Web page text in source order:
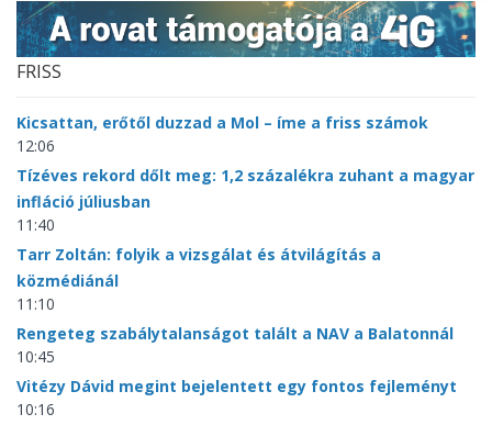
FRISS
Kicsattan, erőtől duzzad a Mol – íme a friss számok
12:06
Tízéves rekord dőlt meg: 1,2 százalékra zuhant a magyar
infláció júliusban
11:40
Tarr Zoltán: folyik a vizsgálat és átvilágítás a
közmédiánál
11:10
Rengeteg szabálytalanságot talált a NAV a Balatonnál
10:45
Vitézy Dávid megint bejelentett egy fontos fejleményt
10:16